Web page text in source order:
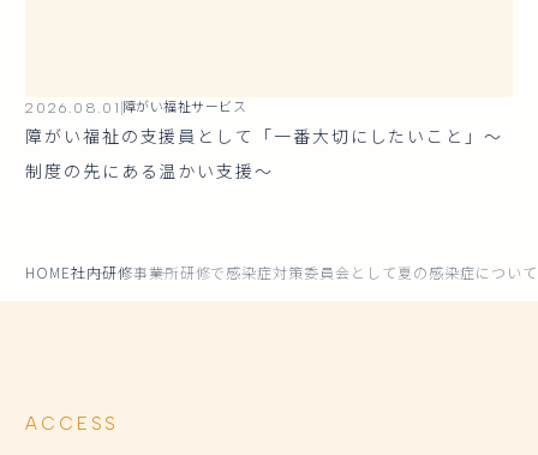
2026.08.01 障がい福祉サービス
障がい福祉の支援員として「一番大切にしたいこと」～
制度の先にある温かい支援～
HOME社内研修事業所研修で感染症対策委員会として夏の感染症につい
ACCESS